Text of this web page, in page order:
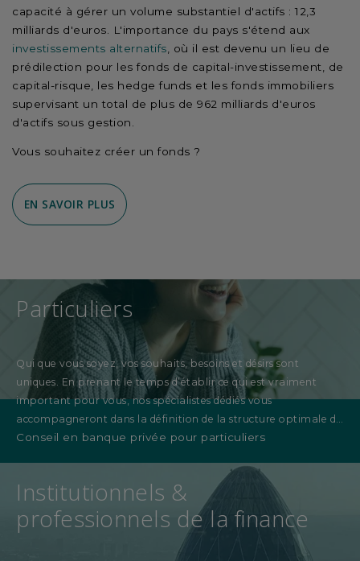
capacité à gérer un volume substantiel d'actifs : 12,3
milliards d'euros. L'importance du pays s'étend aux
investissements alternatifs , où il est devenu un lieu de
prédilection pour les fonds de capital-investissement, de
capital-risque, les hedge funds et les fonds immobiliers
supervisant un total de plus de 962 milliards d'euros
d'actifs sous gestion
Vous souhaitez créer un fonds ?
EN SAVOIR PLUS
Particuliers
Qui que vous soyez, vos souhaits, besoins et désirs sont
uniques. En prenant le temps d’établir ce qui est vraiment
important pour vous, nos spécialistes dédiés vous
accompagneront dans la définition de la structure optimale de
votre patrimoine afin de vous aider à atteindre vos objectifs.
Conseil en banque privée pour particuliers
Institutionnels &
professionnels de la finance